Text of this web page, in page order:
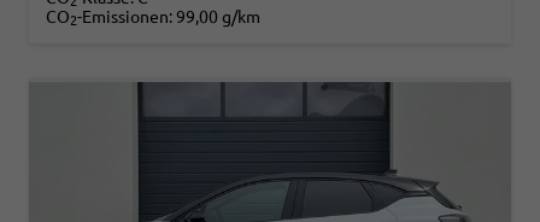
CO2-Emissionen: 99,00 g/km